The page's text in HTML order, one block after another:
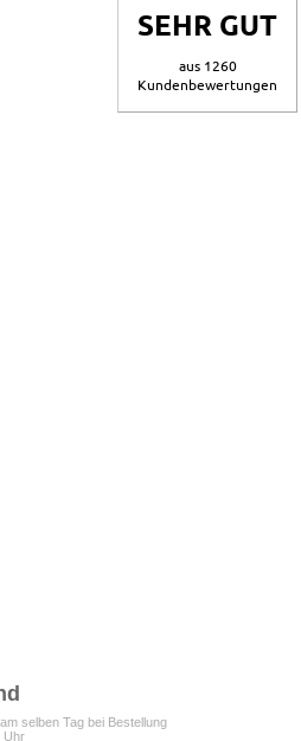
SEHR GUT
aus 1260
Kundenbewertungen
selben Tag bei Bestellung
Uhr